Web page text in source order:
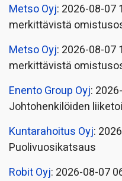
Metso Oyj: 2026-08-07
merkittävistä
Metso Oyj: 2026-08-07
merkittävistä
Enento Group Oyj:
Johtohenkilöiden
Kuntarahoitus Oyj:
Puolivuosikatsaus
Robit Oyj: 2026-08-07